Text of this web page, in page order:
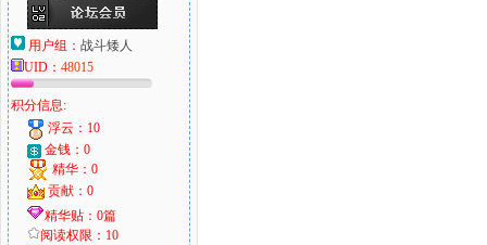
用户组： 战斗矮人
UID： 48015
积分信息:
浮云：10
金钱：0
精华：0
贡献：0
精华贴：0篇
阅读权限：10